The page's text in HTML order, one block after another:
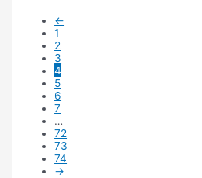
←
1
2
3
4
5
6
7
…
72
73
74
→